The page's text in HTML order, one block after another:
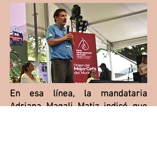
En esa línea, la mandataria
Adriana Magali Matiz indicó que